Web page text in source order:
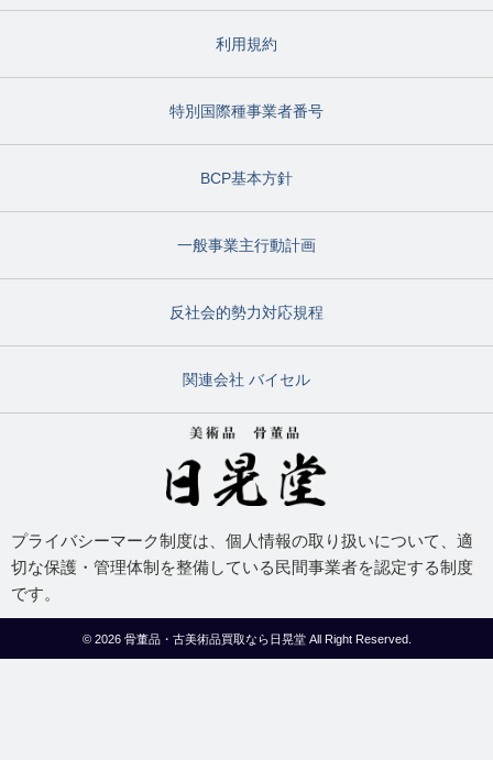
利用規約
特別国際種事業者番号
BCP基本方針
一般事業主行動計画
反社会的勢力対応規程
関連会社 バイセル
プライバシーマーク制度は、個人情報の取り扱いについて、適
切な保護・管理体制を整備している民間事業者を認定する制度
です。
© 2026 骨董品・古美術品買取なら日晃堂 All Right Reserved.